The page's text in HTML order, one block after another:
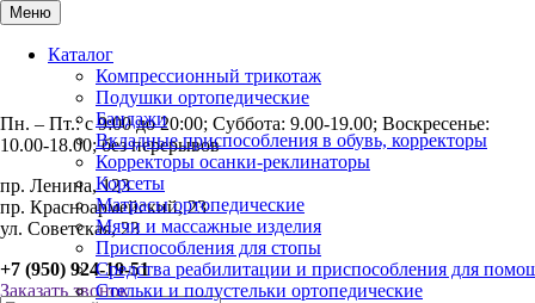
Меню
Каталог
Компрессионный трикотаж
Подушки ортопедические
Бандажи
Вкладные приспособления в обувь, корректоры
Корректоры осанки-реклинаторы
Корсеты
Матрасы ортопедические
Мячи и массажные изделия
Приспособления для стопы
Средства реабилитации и приспособления для
Стельки и полустельки ортопедические
Пн. – Пт.: с 9:00 до 20:00; Суббота: 9.00-19.00; Воскресенье:
10.00-18.00; без перерывов
пр. Ленина, 123
пр. Красноармейский, 23
ул. Советская, 23
+7 (950) 924-19-51
Заказать звонок